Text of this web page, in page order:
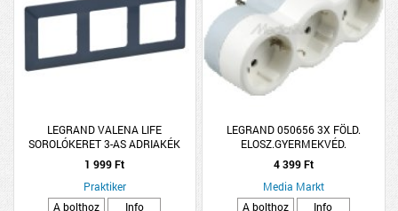
LEGRAND VALENA LIFE
SOROLÓKERET 3-AS ADRIAKÉK
SZÍNŰ
1 999 Ft
Praktiker
A bolthoz
Info
LEGRAND 050656 3X FÖLD.
ELOSZ.GYERMEKVÉD.
4 399 Ft
Media Markt
A bolthoz
Info